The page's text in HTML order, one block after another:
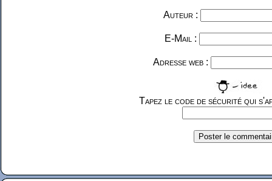
Auteur :
E-Mail :
Adresse web :
Tapez le code de sécurité qui